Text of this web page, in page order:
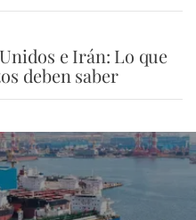
e Irán: Lo que
deben saber